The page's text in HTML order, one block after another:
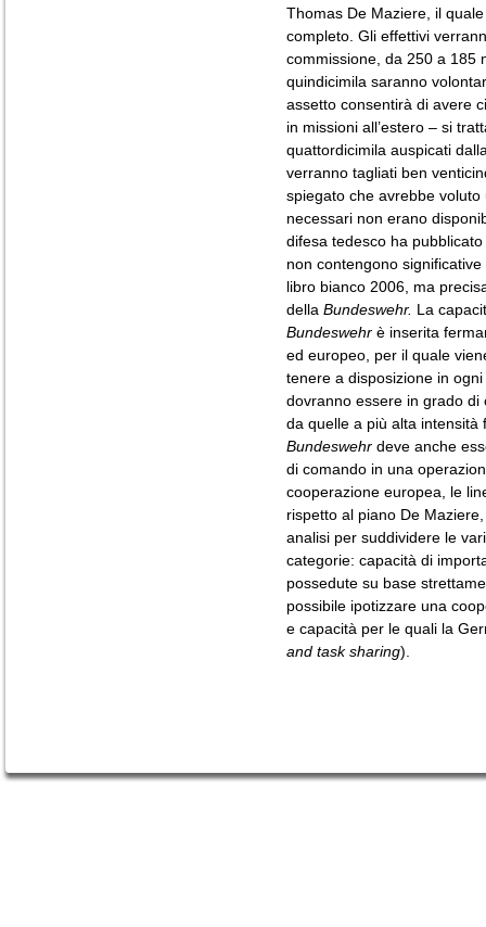
Thomas De Maziere, il
completo. Gli effettivi
commissione, da 250 a 185
quindicimila saranno
assetto consentirà di avere
in missioni all’estero – si
quattordicimila auspicati
verranno tagliati ben
spiegato che avrebbe
necessari non erano
difesa tedesco ha
non contengono
libro bianco 2006, ma
della Bundeswehr. La
Bundeswehr è inserita
ed europeo, per il quale
tenere a disposizione in
dovranno essere in grado
da quelle a più alta intensità
Bundeswehr deve anche
di comando in una
cooperazione europea, le
rispetto al piano De
analisi per suddividere le
categorie: capacità di
possedute su base
possibile ipotizzare una
e capacità per le quali la
and task sharing).